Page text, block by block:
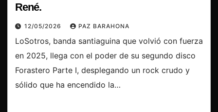
René.
12/05/2026 PAZ BARAHONA
LoSotros, banda santiaguina que volvió con fuerza
en 2025, llega con el poder de su segundo disco
Forastero Parte I, desplegando un rock crudo y
sólido que ha encendido la…